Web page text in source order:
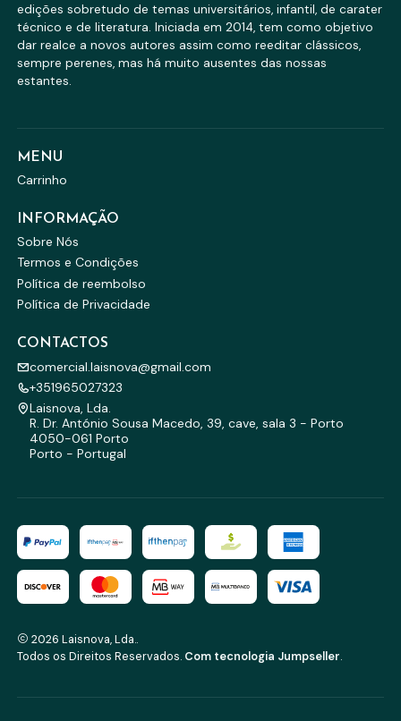
edições sobretudo de temas universitários, infantil, de carater
técnico e de literatura. Iniciada em 2014, tem como objetivo
dar realce a novos autores assim como reeditar clássicos,
sempre perenes, mas há muito ausentes das nossas
estantes.
MENU
Carrinho
INFORMAÇÃO
Sobre Nós
Termos e Condições
Política de reembolso
Política de Privacidade
CONTACTOS
comercial.laisnova@gmail.com
+351965027323
Laisnova, Lda.
R. Dr. António Sousa Macedo, 39, cave, sala 3 - Porto
4050-061 Porto
Porto - Portugal
2026 Laisnova, Lda..
Todos os Direitos Reservados. Com tecnologia Jumpseller.